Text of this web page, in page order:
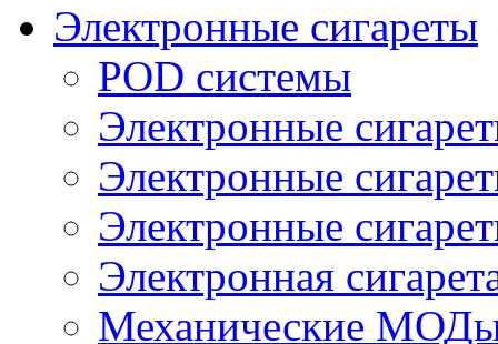
Электронные сигареты
POD системы
Электронные
Электронные
Электронные
Электронная
Механические